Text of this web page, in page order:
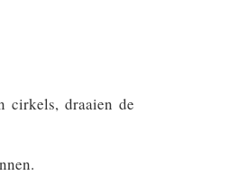
cirkels, draaien de